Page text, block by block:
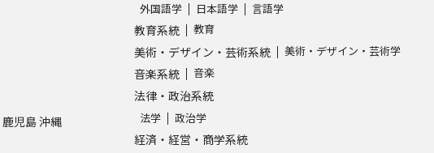
鹿児島沖縄
外国語学 日本語学 言語学
教育系統 教育
美術・デザイン・芸術系統 美術・デザイン・芸術学
音楽系統 音楽
法律・政治系統
法学 政治学
経済・経営・商学系統